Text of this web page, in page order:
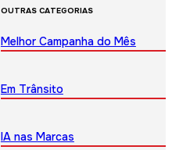
OUTRAS CATEGORIAS
Melhor Campanha do Mês
Em Trânsito
IA nas Marcas